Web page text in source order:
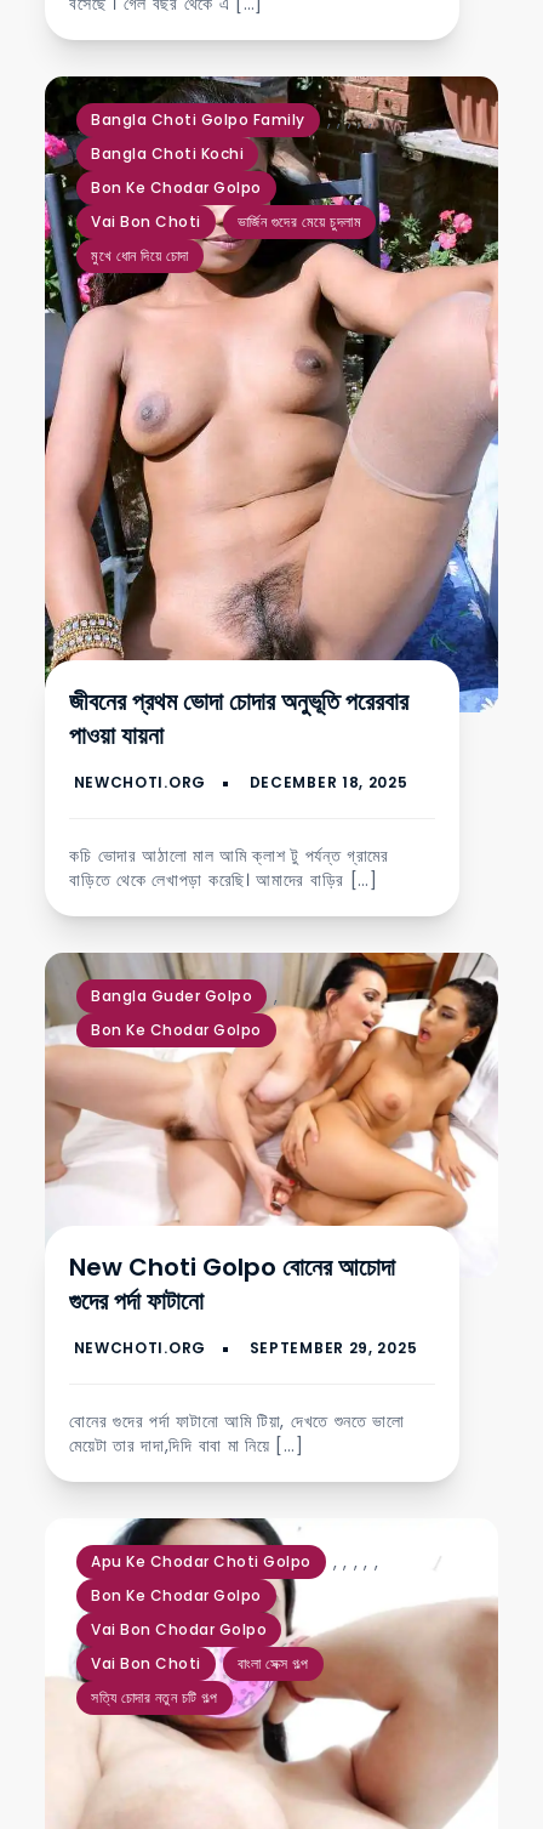
Bangla Choti Golpo Family ,
Bangla Choti Kochi
,
Bon Ke Chodar Golpo
,
Vai Bon Choti
,
ভার্জিন গুদের মেয়ে চুদলাম
,
মুখে ধোন দিয়ে চোদা
জীবনের প্রথম ভোদা চোদার অনুভূতি পরেরবার
পাওয়া যায়না
কচি ভোদার আঠালো মাল আমি ক্লাশ টু পর্যন্ত গ্রামের
বাড়িতে থেকে লেখাপড়া করেছি। আমাদের বাড়ির […]
Bangla Guder Golpo ,
Bon Ke Chodar Golpo
New Choti Golpo বোনের আচোদা
গুদের পর্দা ফাটানো
বোনের গুদের পর্দা ফাটানো আমি টিয়া, দেখতে শুনতে ভালো
মেয়েটা তার দাদা,দিদি বাবা মা নিয়ে […]
Apu Ke Chodar Choti Golpo ,
Bon Ke Chodar Golpo
,
Vai Bon Chodar Golpo
,
Vai Bon Choti
,
বাংলা সেক্স গল্প
,
সত্যি চোদার নতুন চটি গল্প